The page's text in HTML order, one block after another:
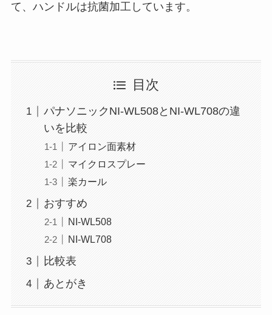
て、ハンドルは抗菌加工しています。
目次
パナソニックNI-WL508とNI-WL708の違
いを比較
アイロン面素材
マイクロスプレー
楽カール
おすすめ
NI-WL508
NI-WL708
比較表
あとがき